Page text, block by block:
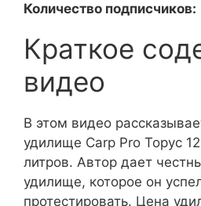
Количество подписчиков:
Краткое
видео
В этом видео
удилище Carp Pro Торус
литров. Автор дает
удилище, которое он
протестировать. Цена